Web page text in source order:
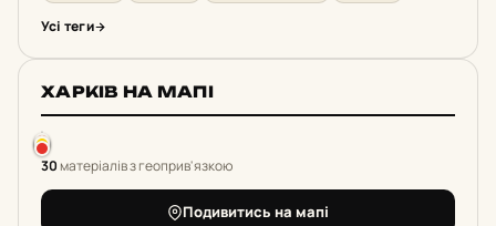
Усі теги
ХАРКІВ НА МАПІ
30матеріалів з геоприв'язкою
Подивитись на мапі